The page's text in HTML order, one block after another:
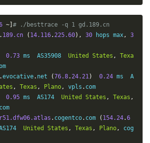
~] # ./besttrace -q 1 gd.189.cn
. 189.cn ( 14.116.225.60), 30 hops max,
3
0.73 ms  AS35908 United States ,
Texa
.evocative. net (76.8.24.21) 0.24 ms  A
, Texas , Plano, vpls . com
0.95 ms  AS174 United States , Texas ,
com
. cogentco. com ( 154.24.6
United States , Texas , Plano,
cog